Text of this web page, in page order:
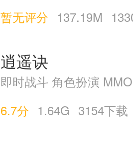
暂无评分 137.19M
逍遥诀
即时战斗 角色扮演 MMO
6.7分 1.64G 3154下载